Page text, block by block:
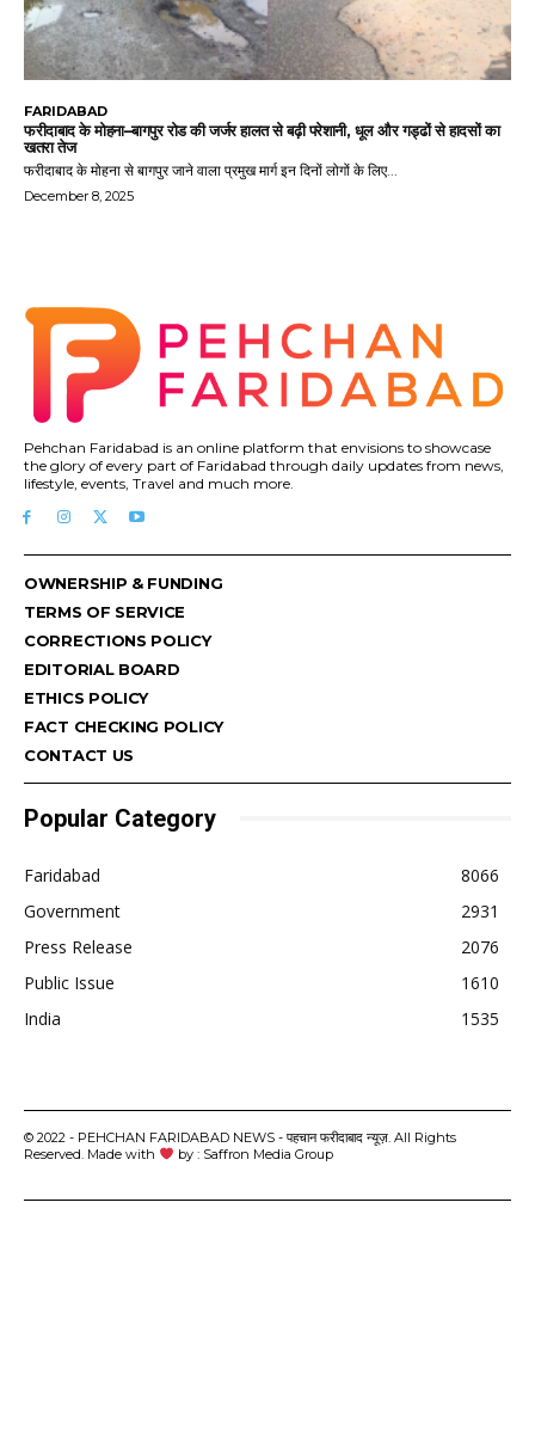
FARIDABAD
फरीदाबाद के मोहना–बागपुर रोड की जर्जर हालत से बढ़ी परेशानी, धूल और गड्ढों से हादसों का
खतरा तेज
फरीदाबाद के मोहना से बागपुर जाने वाला प्रमुख मार्ग इन दिनों लोगों के लिए...
December 8, 2025
Pehchan Faridabad is an online platform that envisions to showcase
the glory of every part of Faridabad through daily updates from news,
lifestyle, events, Travel and much more.
OWNERSHIP & FUNDING
TERMS OF SERVICE
CORRECTIONS POLICY
EDITORIAL BOARD
ETHICS POLICY
FACT CHECKING POLICY
CONTACT US
Popular Category
Faridabad
8066
Government
2931
Press Release
2076
Public Issue
1610
India
1535
© 2022 - PEHCHAN FARIDABAD NEWS - पहचान फरीदाबाद न्यूज़. All Rights
Reserved. Made with
by : Saffron Media Group